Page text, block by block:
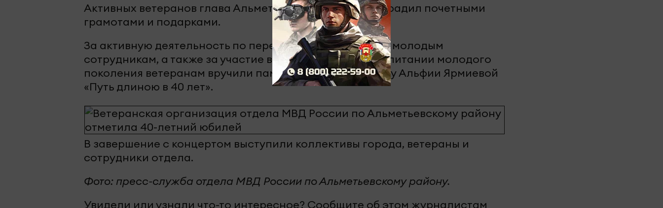
Активных ветеранов глава Альметьевского района наградил почетными
грамотами и подарками.
За активную деятельность по передаче богатого опыта молодым
сотрудникам, а также за участие в патриотическом воспитании молодого
поколения ветеранам вручили памятные медали и книгу Альфии Ярмиевой
«Путь длиною в 40 лет».
В завершение с концертом выступили коллективы города, ветераны и
сотрудники отдела.
Фото: пресс-служба отдела МВД России по Альметьевскому району.
Увидели или узнали что-то интересное? Сообщите об этом журналистам